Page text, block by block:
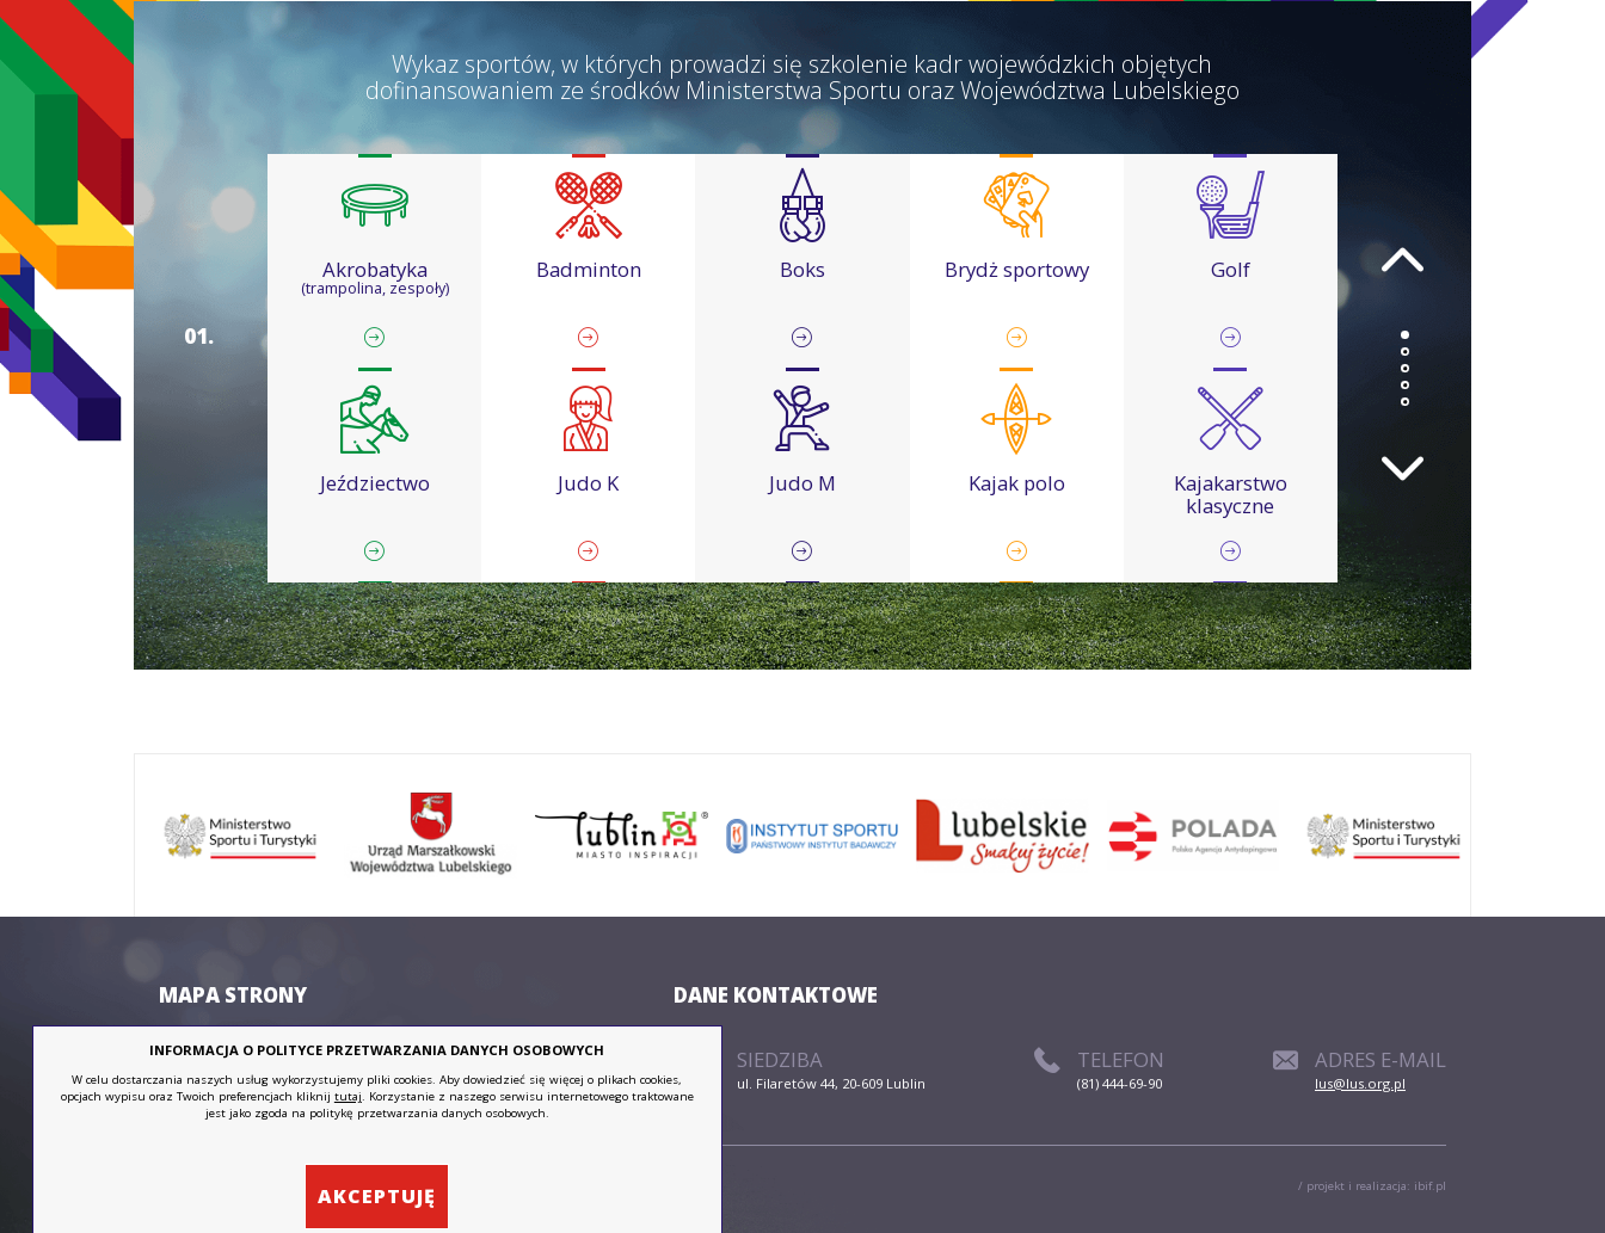
Wykaz sportów, w których prowadzi się szkolenie kadr wojewódzkich objętych
dofinansowaniem ze środków Ministerstwa Sportu oraz Województwa Lubelskiego
01.
Akrobatyka
(trampolina, zespoły)
Badminton Boks Brydż sportowy Golf
Jeździectwo Judo K Judo M Kajak polo
Kajakarstwo
klasyczne
Kolarstwo Koszykówka Lekka atletyka Łucznictwo
Narciarstwo
Orientacja
Pięciobój
MAPA STRONY
Strona główna
Aktualności
LUS
Zadania GL
Pliki do pobrania
DANE KONTAKTOWE
SIEDZIBA
ul. Filaretów 44, 20-609 Lublin
TELEFON
(81) 444-69-90
ADRES E-MAIL
lus@lus.org.pl
/ projekt i realizacja: ibif.pl
INFORMACJA O POLITYCE PRZETWARZANIA DANYCH OSOBOWYCH
W celu dostarczania naszych usług wykorzystujemy pliki cookies. Aby dowiedzieć się więcej o plikach cookies,
opcjach wypisu oraz Twoich preferencjach kliknij tutaj. Korzystanie z naszego serwisu internetowego traktowane
jest jako zgoda na politykę przetwarzania danych osobowych.
AKCEPTUJĘ